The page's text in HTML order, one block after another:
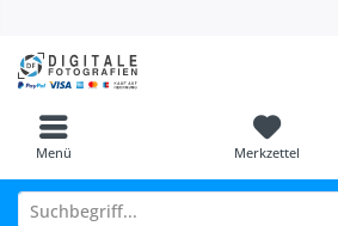
Menü Merkzettel